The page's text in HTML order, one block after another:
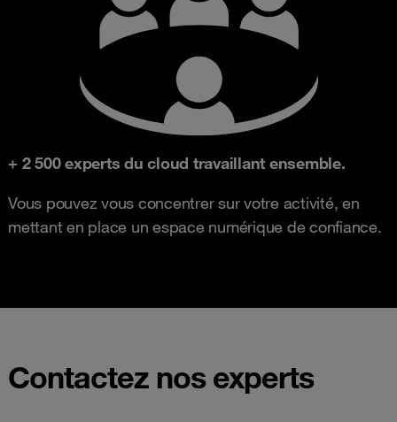
+ 2 500 experts du cloud travaillant ensemble.
Vous pouvez vous concentrer sur votre activité, en
mettant en place un espace numérique de confiance.
Contactez nos experts